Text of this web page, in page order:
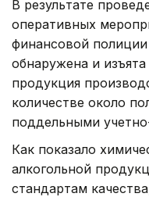
В результате
оперативных
финансовой
обнаружена и изъята
продукция
количестве около
поддельными
Как показало
алкогольной
стандартам